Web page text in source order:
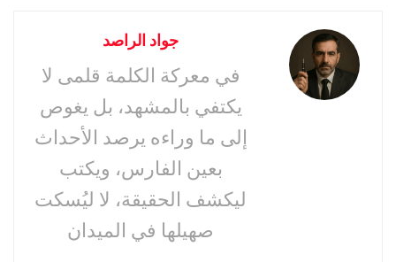
جواد الراصد
في معركة الكلمة قلمى لا
يكتفي بالمشهد، بل يغوص
إلى ما وراءه يرصد الأحداث
بعين الفارس، ويكتب
ليكشف الحقيقة، لا ليُسكت
صهيلها في الميدان